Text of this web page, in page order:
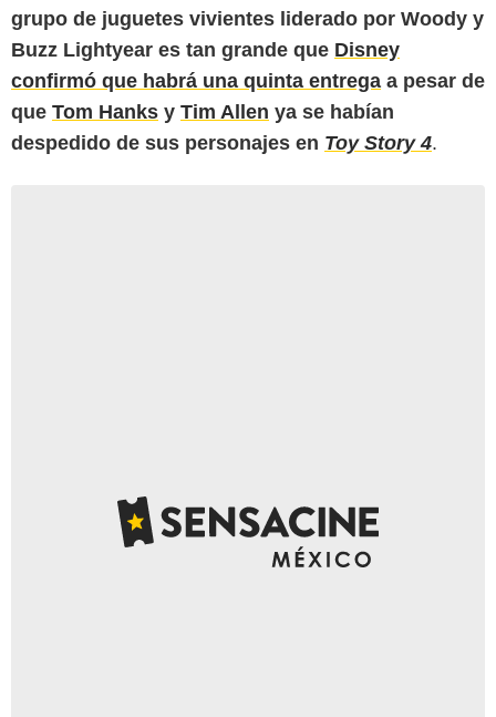
grupo de juguetes vivientes liderado por Woody y
Buzz Lightyear es tan grande que Disney
confirmó que habrá una quinta entrega a pesar de
que Tom Hanks y Tim Allen ya se habían
despedido de sus personajes en Toy Story 4.